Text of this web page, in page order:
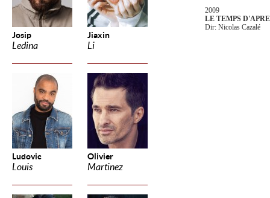
Josip
Ledina
Jiaxin
Li
Ludovic
Louis
Olivier
Martinez
2009
LE TEMPS
Dir: Nicolas Cazalé